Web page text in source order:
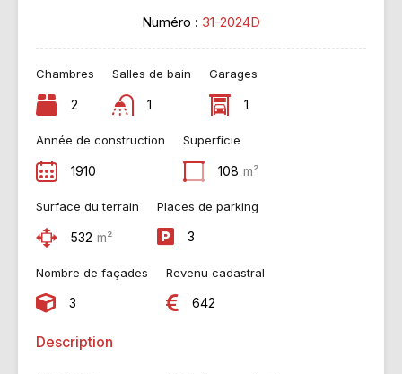
Numéro : 31-2024D
Chambres
2
Salles de bain
1
Garages
1
Année de construction
1910
Superficie
108 m²
Surface du terrain
532 m²
Places de parking
3
Nombre de façades
3
Revenu cadastral
642
Description